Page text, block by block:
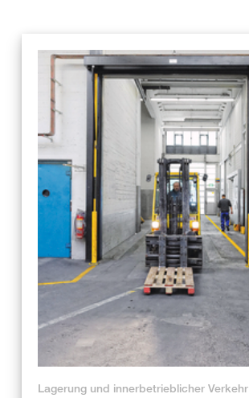
Lagerung und innerbetrieblicher Verkehr